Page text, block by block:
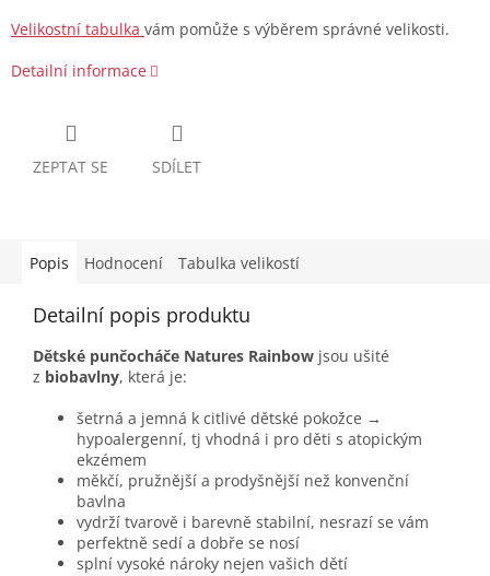
Velikostní tabulka vám pomůže s výběrem správné velikosti.
Detailní informace
ZEPTAT SE SDÍLET
Popis Hodnocení Tabulka velikostí
Detailní popis produktu
Dětské punčocháče Natures Rainbow jsou ušité
z biobavlny, která je:
šetrná a jemná k citlivé dětské pokožce →
hypoalergenní, tj vhodná i pro děti s atopickým
ekzémem
měkčí, pružnější a prodyšnější než konvenční
bavlna
vydrží tvarově i barevně stabilní, nesrazí se vám
perfektně sedí a dobře se nosí
splní vysoké nároky nejen vašich dětí